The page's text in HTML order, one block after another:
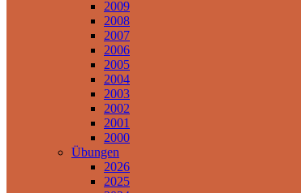
2009
2008
2007
2006
2005
2004
2003
2002
2001
2000
Übungen
2026
2025